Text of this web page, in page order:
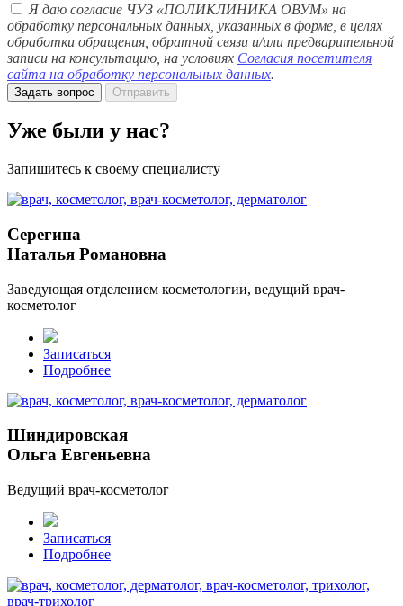
Я даю согласие ЧУЗ «ПОЛИКЛИНИКА ОВУМ» на
обработку персональных данных, указанных в форме, в целях
обработки обращения, обратной связи и/или предварительной
записи на консультацию, на условиях Согласия посетителя
сайта на обработку персональных данных.
Задать вопрос Отправить
Уже были у нас?
Запишитесь к своему специалисту
Серегина
Наталья Романовна
Заведующая отделением косметологии, ведущий врач-
косметолог
Записаться
Подробнее
Шиндировская
Ольга Евгеньевна
Ведущий врач-косметолог
Записаться
Подробнее